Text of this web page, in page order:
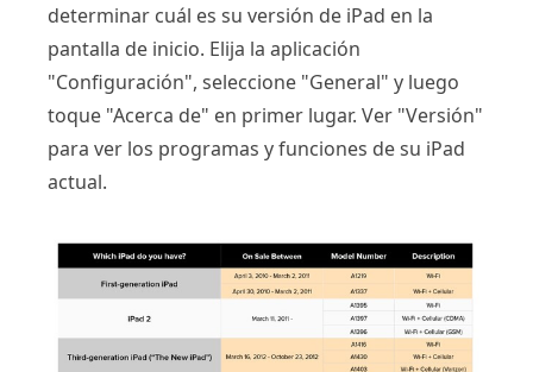
determinar cuál es su versión de iPad en la
pantalla de inicio. Elija la aplicación
"Configuración", seleccione "General" y luego
toque "Acerca de" en primer lugar. Ver "Versión"
para ver los programas y funciones de su iPad
actual.